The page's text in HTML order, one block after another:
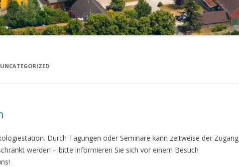
UNCATEGORIZED
Durch Tagungen oder Seminare kann zeitweise der Zugang
werden – bitte informieren Sie sich vor einem Besuch